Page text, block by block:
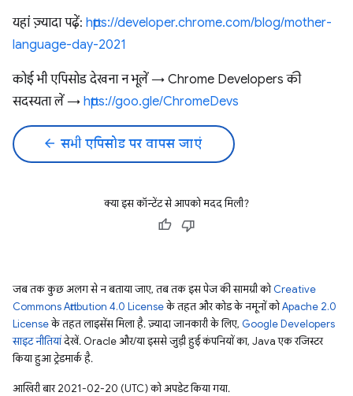
यहां ज़्यादा पढ़ें: https://developer.chrome.com/blog/mother-
language-day-2021
कोई भी एपिसोड देखना न भूलें → Chrome Developers की
सदस्यता लें → https://goo.gle/ChromeDevs
arrow_back सभी एपिसोड पर वापस जाएं
क्या इस कॉन्टेंट से आपको मदद मिली?
जब तक कुछ अलग से न बताया जाए, तब तक इस पेज की सामग्री कोCreative
Commons Attribution 4.0 Licenseके तहत और कोड के नमूनों कोApache 2.0
Licenseके तहत लाइसेंस मिला है. ज़्यादा जानकारी के लिए, Google Developers
साइट नीतियांदेखें. Oracle और/या इससे जुड़ी हुई कंपनियों का, Java एक रजिस्टर
किया हुआ ट्रेडमार्क है.
आखिरी बार 2021-02-20 (UTC) को अपडेट किया गया.